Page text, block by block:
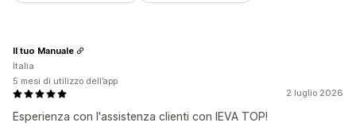
2 luglio 2026
Esperienza con l'assistenza clienti con IEVA TOP!
Il tuo Manuale
Italia
5 mesi di utilizzo dell’app